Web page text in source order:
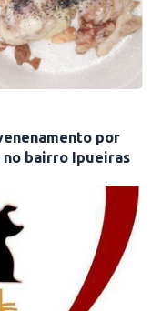
por
no bairro Ipueiras